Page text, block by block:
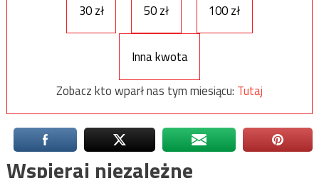
30 zł 50 zł 100 zł
Inna kwota
Zobacz kto wparł nas tym miesiącu: Tutaj
Wspieraj niezależne